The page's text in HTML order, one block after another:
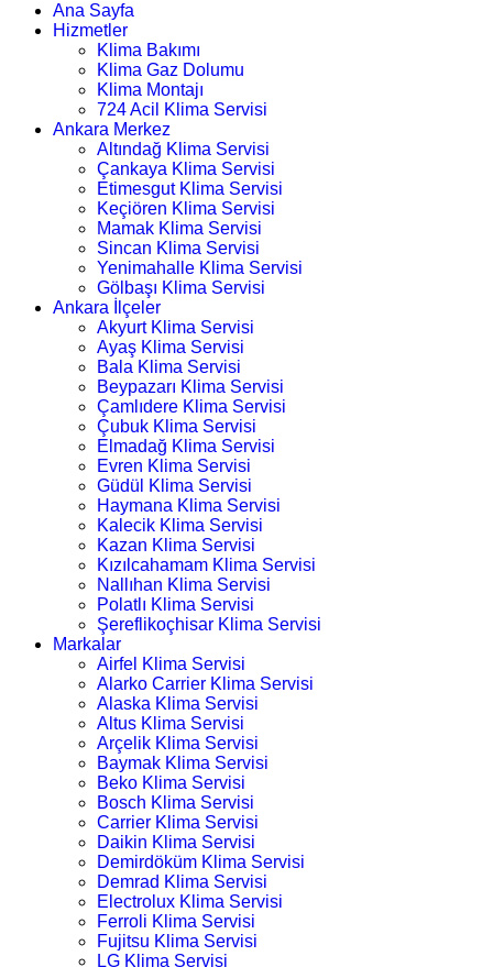
Ana Sayfa
Hizmetler
Klima Bakımı
Klima Gaz Dolumu
Klima Montajı
724 Acil Klima Servisi
Ankara Merkez
Altındağ Klima Servisi
Çankaya Klima Servisi
Etimesgut Klima Servisi
Keçiören Klima Servisi
Mamak Klima Servisi
Sincan Klima Servisi
Yenimahalle Klima Servisi
Gölbaşı Klima Servisi
Ankara İlçeler
Akyurt Klima Servisi
Ayaş Klima Servisi
Bala Klima Servisi
Beypazarı Klima Servisi
Çamlıdere Klima Servisi
Çubuk Klima Servisi
Elmadağ Klima Servisi
Evren Klima Servisi
Güdül Klima Servisi
Haymana Klima Servisi
Kalecik Klima Servisi
Kazan Klima Servisi
Kızılcahamam Klima Servisi
Nallıhan Klima Servisi
Polatlı Klima Servisi
Şereflikoçhisar Klima Servisi
Markalar
Airfel Klima Servisi
Alarko Carrier Klima Servisi
Alaska Klima Servisi
Altus Klima Servisi
Arçelik Klima Servisi
Baymak Klima Servisi
Beko Klima Servisi
Bosch Klima Servisi
Carrier Klima Servisi
Daikin Klima Servisi
Demirdöküm Klima Servisi
Demrad Klima Servisi
Electrolux Klima Servisi
Ferroli Klima Servisi
Fujitsu Klima Servisi
LG Klima Servisi